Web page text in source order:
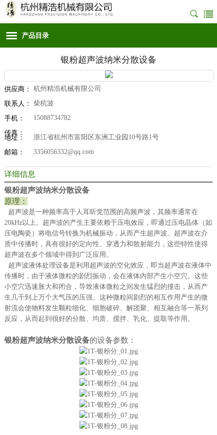
产品目录
银粉超声波纳米分散设备
供应商： 杭州精浩机械有限公司
联系人： 柴杭波
手机： 15088734782
传真：
地址： 浙江省杭州市富阳区东洲工业园10号路1号
邮箱： 3356056332@qq.com
详细信息
银粉超声波纳米分散设备
原理：
超声波是一种频率高于人耳听觉范围的高频声波，其频率通常在
20kHz以上。超声波的产生主要依赖于压电效应，即通过压电晶体（如
压电陶瓷）将电信号转换为机械振动，从而产生超声波。超声波在介
质中传播时，具有很好的定向性、穿透力和散射能力，这些特性使得
超声波在多个领域中得到广泛应用。
超声波液体处理设备是利用超声波的空化效应，即当超声波在液体中
传播时，由于液体微粒的剧烈振动，会在液体内部产生小空穴。这些
小空穴迅速胀大和闭合，导致液体微粒之间发生猛烈的撞击，从而产
生几千到上万个大气压的压强。这种微粒间剧烈的相互作用产生的微
射流会使物料发生颗粒细化、细胞破碎、解团聚、相互融合等一系列
反应，从而起到很好的分散、均质、搅拌、乳化、提取等作用。
银粉超声波纳米分散设备的设备参数：